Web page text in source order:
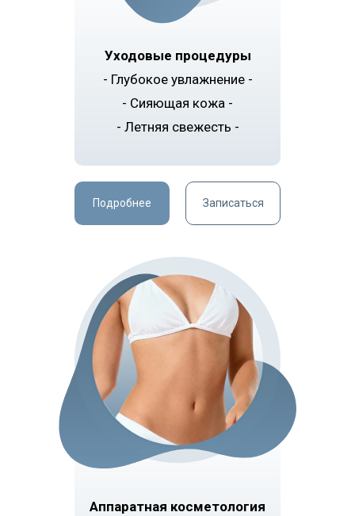
Уходовые процедуры
- Глубокое увлажнение -
- Сияющая кожа -
- Летняя свежесть -
Подробнее Записаться
Аппаратная косметология